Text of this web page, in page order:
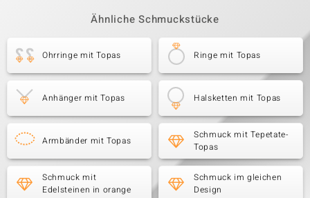
Ähnliche Schmuckstücke
Ohrringe mit Topas Ringe mit Topas
Anhänger mit Topas Halsketten mit Topas
Armbänder mit Topas
Schmuck mit Tepetate-
Topas
Schmuck mit
Edelsteinen in orange
Schmuck im gleichen
Design